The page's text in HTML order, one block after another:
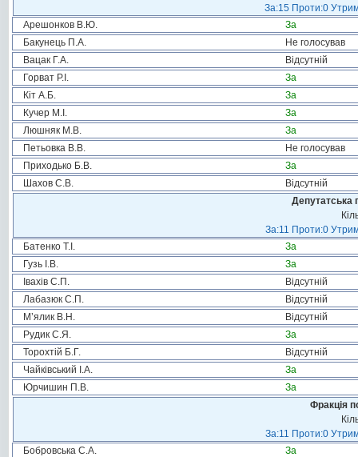
За:15 Проти:0
Арешонков В.Ю.
За
Бакунець П.А.
Не голосував
Вацак Г.А.
Відсутній
Горват Р.І.
За
Кіт А.Б.
За
Кучер М.І.
За
Люшняк М.В.
За
Петьовка В.В.
Не голосував
Приходько Б.В.
За
Шахов С.В.
Відсутній
Депутатська
За:11 Проти:0
Батенко Т.І.
За
Гузь І.В.
За
Івахів С.П.
Відсутній
Лабазюк С.П.
Відсутній
М’ялик В.Н.
Відсутній
Рудик С.Я.
За
Торохтій Б.Г.
Відсутній
Чайківський І.А.
За
Юрчишин П.В.
За
Фракція
За:11 Проти:0
Бобровська С.А.
За